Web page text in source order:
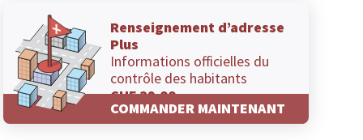
Renseignement d’adresse
Plus
Informations officielles du
contrôle des habitants
CHF 29.00
COMMANDER MAINTENANT